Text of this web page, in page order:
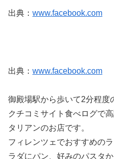
出典： www.facebook.com
出典： www.facebook.com
御殿場駅から歩いて2分程度
クチコミサイト食べログで
タリアンのお店です。
フィレンツェでおすすめの
ラダにパン、好みのパスタ